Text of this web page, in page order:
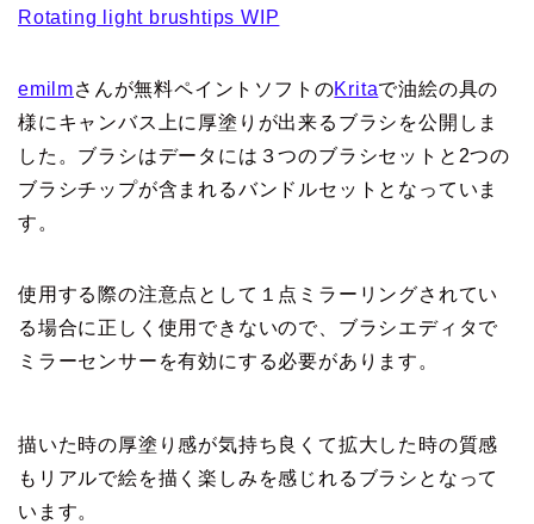
Rotating light brushtips WIP
emilmさんが無料ペイントソフトのKritaで油絵の具の
様にキャンバス上に厚塗りが出来るブラシを公開しま
した。ブラシはデータには３つのブラシセットと2つの
ブラシチップが含まれるバンドルセットとなっていま
す。
使用する際の注意点として１点ミラーリングされてい
る場合に正しく使用できないので、ブラシエディタで
ミラーセンサーを有効にする必要があります。
描いた時の厚塗り感が気持ち良くて拡大した時の質感
もリアルで絵を描く楽しみを感じれるブラシとなって
います。